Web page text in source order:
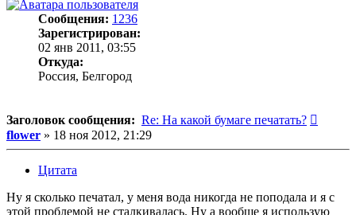
Сообщения: 1236
Зарегистрирован:
02 янв 2011, 03:55
Откуда:
Россия, Белгород
Заголовок сообщения: Re: На какой бумаге печатать?
flower » 18 ноя 2012, 21:29
Цитата
Ну я сколько печатал, у меня вода никогда не поподала и я с
этой проблемой не сталкивалась. Ну а вообще я использую